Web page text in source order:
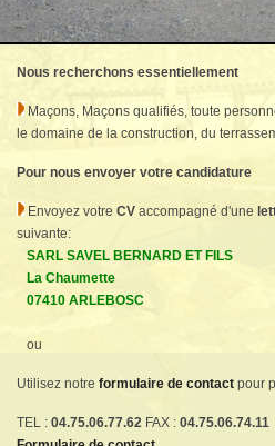
Nous recherchons essentiellement
Maçons, Maçons qualifiés, toute
le domaine de la construction, du
Pour nous envoyer votre candidature
Envoyez votre CV accompagné d'une
suivante:
SARL SAVEL BERNARD ET FILS
La Chaumette
07410 ARLEBOSC
ou
Utilisez notre formulaire de contact pour
TEL : 04.75.06.77.62 FAX : 04.75.06.74.11